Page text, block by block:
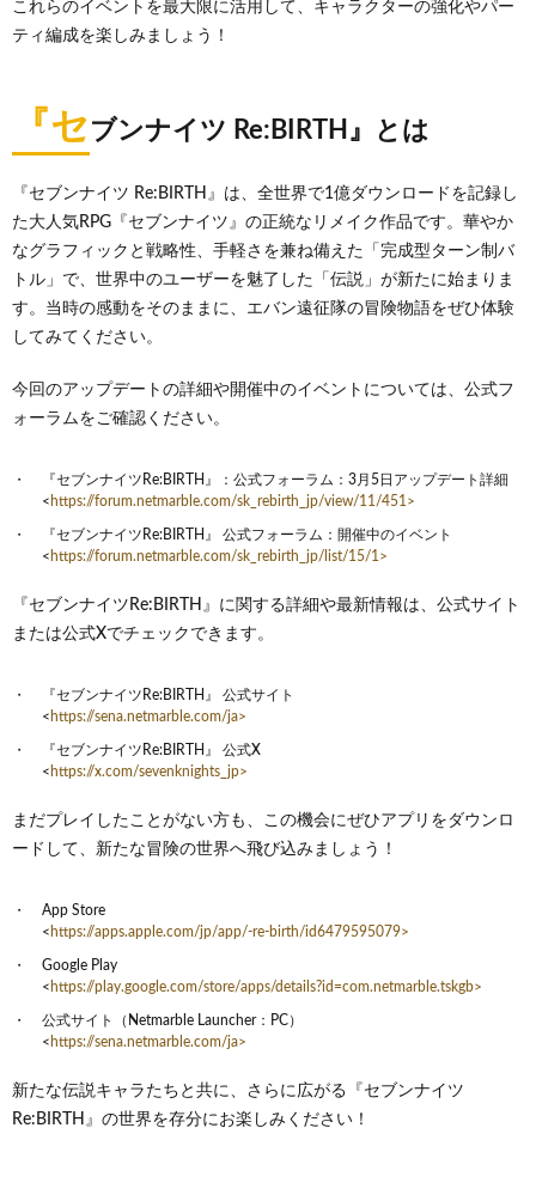
これらのイベントを最大限に活用して、キャラクターの強化やパー
ティ編成を楽しみましょう！
『セ ブンナイツ Re:BIRTH』とは
『セブンナイツ Re:BIRTH』は、全世界で1億ダウンロードを記録し
た大人気RPG『セブンナイツ』の正統なリメイク作品です。華やか
なグラフィックと戦略性、手軽さを兼ね備えた「完成型ターン制バ
トル」で、世界中のユーザーを魅了した「伝説」が新たに始まりま
す。当時の感動をそのままに、エバン遠征隊の冒険物語をぜひ体験
してみてください。
今回のアップデートの詳細や開催中のイベントについては、公式フ
ォーラムをご確認ください。
『セブンナイツRe:BIRTH』：公式フォーラム：3月5日アップデート詳細
< https://forum.netmarble.com/sk_rebirth_jp/view/11/451>
『セブンナイツRe:BIRTH』 公式フォーラム：開催中のイベント
< https://forum.netmarble.com/sk_rebirth_jp/list/15/1>
『セブンナイツRe:BIRTH』に関する詳細や最新情報は、公式サイト
または公式Xでチェックできます。
『セブンナイツRe:BIRTH』 公式サイト
< https://sena.netmarble.com/ja>
『セブンナイツRe:BIRTH』 公式X
< https://x.com/sevenknights_jp>
まだプレイしたことがない方も、この機会にぜひアプリをダウンロ
ードして、新たな冒険の世界へ飛び込みましょう！
App Store
< https://apps.apple.com/jp/app/-re-birth/id6479595079>
Google Play
< https://play.google.com/store/apps/details?id=com.netmarble.tskgb>
公式サイト（Netmarble Launcher：PC）
< https://sena.netmarble.com/ja>
新たな伝説キャラたちと共に、さらに広がる『セブンナイツ
Re:BIRTH』の世界を存分にお楽しみください！